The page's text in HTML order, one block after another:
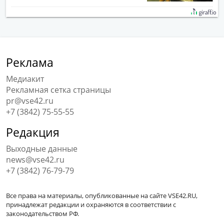
Реклама
Медиакит
Рекламная сетка страницы
pr@vse42.ru
+7 (3842) 75-55-55
Редакция
Выходные данные
news@vse42.ru
+7 (3842) 76-79-79
Все права на материалы, опубликованные на сайте VSE42.RU,
принадлежат редакции и охраняются в соответствии с
законодательством РФ.